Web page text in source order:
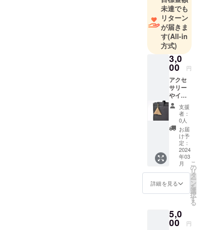
方々が購入
しやすい場
を作ってい
きます。
未達でも
リターン
が届きま
す(All-in
方式)
3,0
00 円
アクセ
サリー
やイヤ
ホン。
小銭な
どを入
れるこ
とが出
来る小
物入れ
をお送
りいた
しま
す。
支援
者：
0人
お届
け予
定：
2024
年03
月
詳細を見る
こ
の
リ
タ
ー
ン
を
選
択
す
る
5,0
00 円